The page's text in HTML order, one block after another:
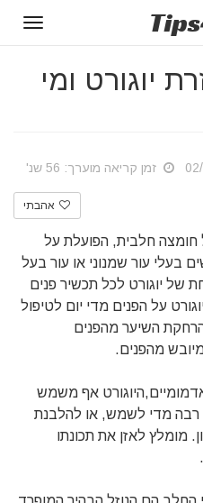
Tips
יוגורט ומי
זמן קריאה מוערך: 56 שנ'
אהבתי
חומצה חלבית, הפועלת על
בעלי עור שמנוני או עור בעל
של יוגורט לכל תכשיר פנים
על הפנים מדי יום לטיפול
השיער מהפנים
מהפנים.
אדמומיים,היוגורט אף משמש
רבה מדי לשמש, או להלבנת
מומלץ לאזן את תכונתו